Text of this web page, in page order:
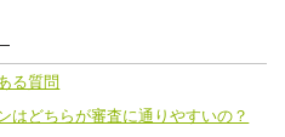
る質問
はどちらが審査に通りやすいの？